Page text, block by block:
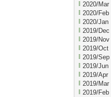
2020/Mar
2020/Feb
2020/Jan
2019/Dec
2019/Nov
2019/Oct
2019/Sep
2019/Jun
2019/Apr
2019/Mar
2019/Feb